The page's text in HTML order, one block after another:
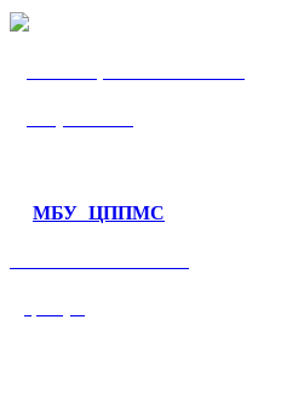
МБУ ЦППМС